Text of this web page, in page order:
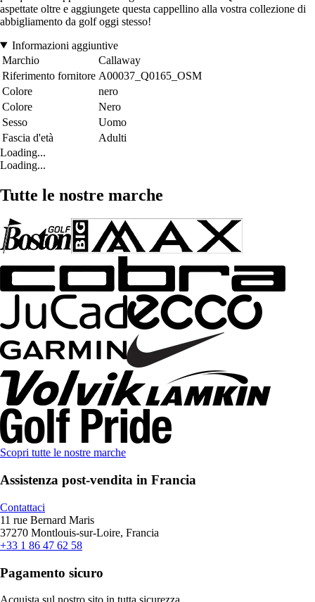
aspettate oltre e aggiungete questa cappellino alla vostra collezione di
abbigliamento da golf oggi stesso!
Informazioni aggiuntive
Marchio
Callaway
Riferimento fornitore A00037_Q0165_OSM
Colore
nero
Colore
Nero
Sesso
Uomo
Fascia d'età
Adulti
Loading...
Loading...
Tutte le nostre marche
Scopri tutte le nostre marche
Assistenza post-vendita in Francia
Contattaci
11 rue Bernard Maris
37270 Montlouis-sur-Loire, Francia
+33 1 86 47 62 58
Pagamento sicuro